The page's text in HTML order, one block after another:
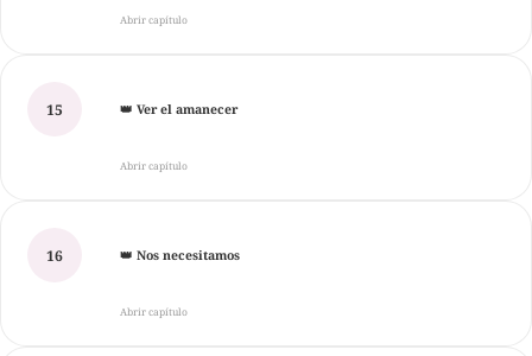
Abrir capítulo
15 👑 Ver el amanecer
Abrir capítulo
16 👑 Nos necesitamos
Abrir capítulo